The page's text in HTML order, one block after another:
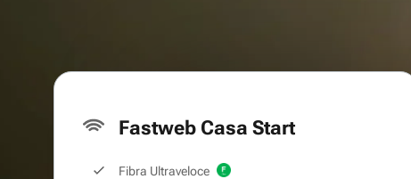
Fastweb Casa Start
Fibra Ultraveloce